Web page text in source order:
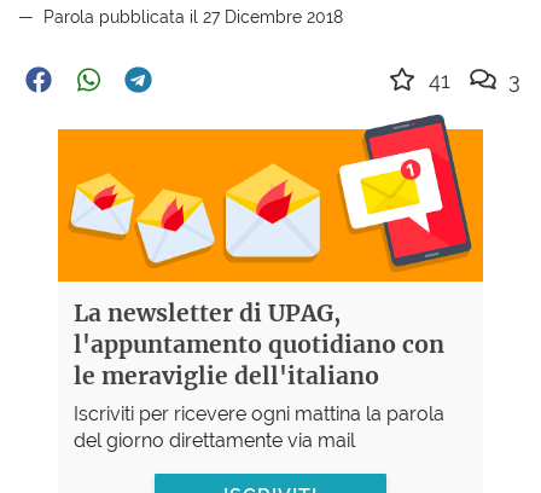
Parola pubblicata il 27 Dicembre 2018
41 3
La newsletter di UPAG,
l'appuntamento quotidiano con
le meraviglie dell'italiano
Iscriviti per ricevere ogni mattina la parola
del giorno direttamente via mail